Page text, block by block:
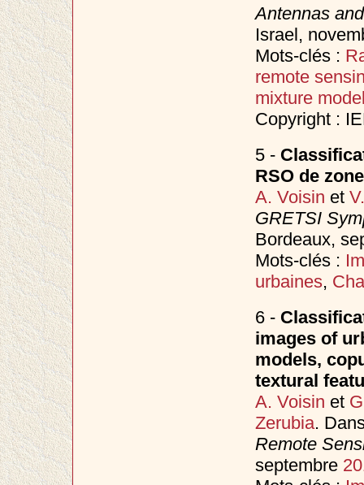
Antennas
Israel,
Mots-clés :
remote
mixture
Copyright :
5 -
RSO de
A. Voisin et
GRETSI
Bordeaux,
Mots-clés :
urbaines,
6 -
images of
models,
textural
A. Voisin et
Zerubia.
Remote
septembre